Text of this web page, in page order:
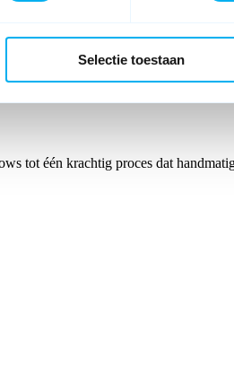
Selectie toestaan
access. Please provide your
tot één krachtig proces dat